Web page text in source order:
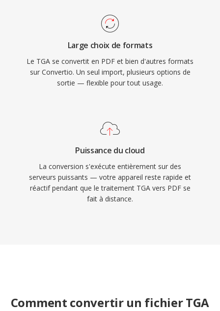
Large choix de formats
Le TGA se convertit en PDF et bien d'autres formats
sur Convertio. Un seul import, plusieurs options de
sortie — flexible pour tout usage.
Puissance du cloud
La conversion s'exécute entièrement sur des
serveurs puissants — votre appareil reste rapide et
réactif pendant que le traitement TGA vers PDF se
fait à distance.
Comment convertir un fichier TGA